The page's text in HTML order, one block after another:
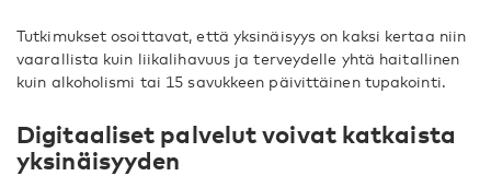
Tutkimukset osoittavat, että yksinäisyys on kaksi kertaa niin
vaarallista kuin liikalihavuus ja terveydelle yhtä haitallinen
kuin alkoholismi tai 15 savukkeen päivittäinen tupakointi.
Digitaaliset palvelut voivat katkaista
yksinäisyyden